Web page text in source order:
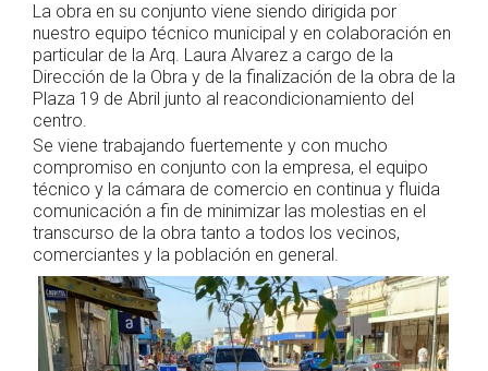
La obra en su conjunto viene siendo dirigida por
nuestro equipo técnico municipal y en colaboración en
particular de la Arq. Laura Alvarez a cargo de la
Dirección de la Obra y de la finalización de la obra de la
Plaza 19 de Abril junto al reacondicionamiento del
centro.
Se viene trabajando fuertemente y con mucho
compromiso en conjunto con la empresa, el equipo
técnico y la cámara de comercio en continua y fluida
comunicación a fin de minimizar las molestias en el
transcurso de la obra tanto a todos los vecinos,
comerciantes y la población en general.